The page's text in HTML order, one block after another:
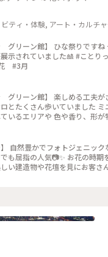
ティ・体験, アート・カルチャ
な祭りですね グリーン館の中
いました🎎 #ことりっぷ兵庫 #ひな
#3月
しめる工夫がされていて 気付
くさん歩いていました ミニチュアのフィ
いるエリアや 色や香り、形が
っても マップを見な
とりっぷ兵庫 #植物 #淡路
多
も屈指の人気📷✨ お花の時期
い建造物や花壇を見にお客さ
からエレベーターと徒歩を駆
方形の花壇が特に有名！ 上か
テルもあり本気で回るなら1-2
#花壇 #お花畑 #建築